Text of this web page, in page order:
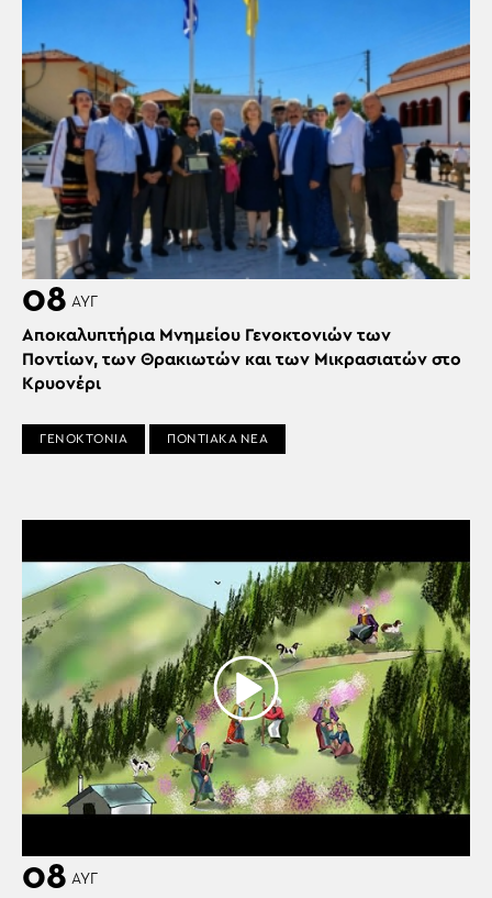
08 ΑΥΓ
Αποκαλυπτήρια Μνημείου Γενοκτονιών των
Ποντίων, των Θρακιωτών και των Μικρασιατών στο
Κρυονέρι
ΓΕΝΟΚΤΟΝΙΑ ΠΟΝΤΙΑΚΑ ΝΕΑ
08 ΑΥΓ